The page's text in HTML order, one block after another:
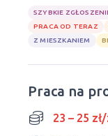
SZYBKIE
PRACA OD TERAZ
Z MIESZKANIEM
Praca na
23 – 25